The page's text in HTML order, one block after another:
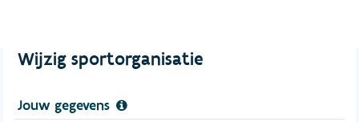
Wijzig sportorganisatie
Jouw gegevens